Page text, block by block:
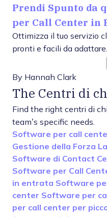
Prendi Spunto da
per Call Center in
Ottimizza il tuo servizio
pronti e facili da adattare.
By Hannah Clark
The Centri di
Find the right centri di
team’s specific needs.
Software per call
Gestione della Forza
Software di Contact
Software per Call
in entrata Software
center Software per
per call center per